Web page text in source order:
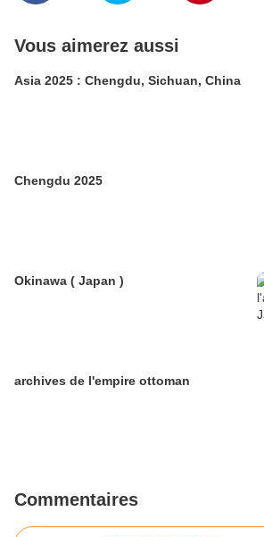
Vous aimerez aussi
Asia 2025 : Chengdu, Sichuan, China
Chengdu 2025
Okinawa ( Japan )
archives de l'empire ottoman
Commentaires